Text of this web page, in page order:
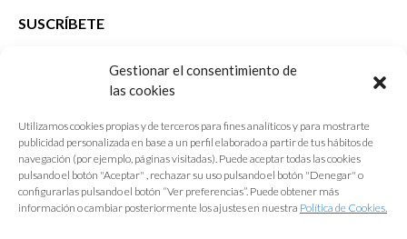
Gestionar el consentimiento de
las cookies
Utilizamos cookies propias y de terceros para fines analíticos y para mostrarte
publicidad personalizada en base a un perfil elaborado a partir de tus hábitos de
navegación (por ejemplo, páginas visitadas). Puede aceptar todas las cookies
pulsando el botón "Aceptar" , rechazar su uso pulsando el botón "Denegar" o
configurarlas pulsando el botón “Ver preferencias”. Puede obtener más
información o cambiar posteriormente los ajustes en nuestra Política de Cookies.
SUSCRÍBETE
que desarrolla el Colegio de Arquitectos de Cádiz
E-mail *
Acepto lostérminos y condiciones de uso